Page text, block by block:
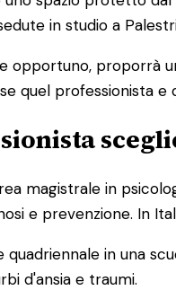
in studio a
proporrà
quel professionista e
magistrale in
e prevenzione. In
in una
d'ansia e traumi.